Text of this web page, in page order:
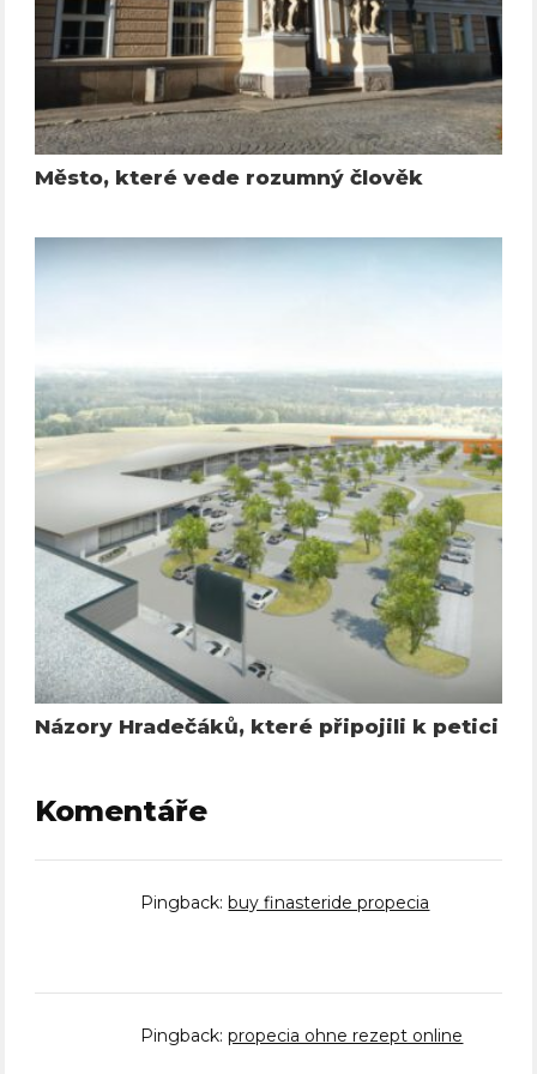
Město, které vede rozumný člověk
Názory Hradečáků, které připojili k petici
Komentáře
Pingback: buy finasteride propecia
Pingback:propecia ohne rezept online